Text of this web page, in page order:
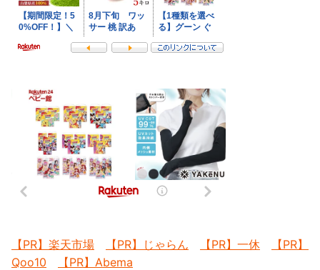
【PR】楽天市場 【PR】じゃらん 【PR】一休
【PR】
Qoo10
【PR】Abema